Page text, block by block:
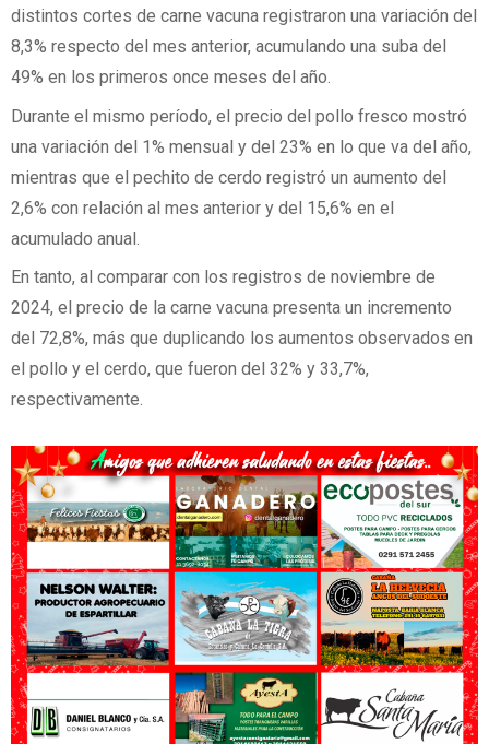
distintos cortes de carne vacuna registraron una variación del
8,3% respecto del mes anterior, acumulando una suba del
49% en los primeros once meses del año.
Durante el mismo período, el precio del pollo fresco mostró
una variación del 1% mensual y del 23% en lo que va del año,
mientras que el pechito de cerdo registró un aumento del
2,6% con relación al mes anterior y del 15,6% en el
acumulado anual.
En tanto, al comparar con los registros de noviembre de
2024, el precio de la carne vacuna presenta un incremento
del 72,8%, más que duplicando los aumentos observados en
el pollo y el cerdo, que fueron del 32% y 33,7%,
respectivamente.